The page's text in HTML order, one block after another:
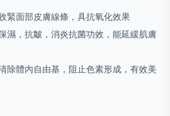
緊面部皮膚線條，具抗氧化效果
濕，抗皺，消炎抗菌功效，能延緩肌膚
除體內自由基，阻止色素形成，有效美